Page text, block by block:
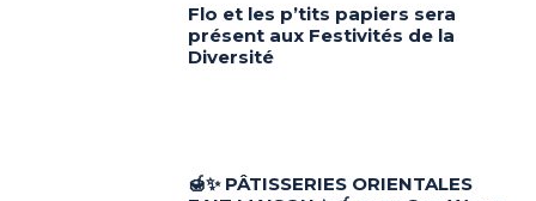
Flo et les p’tits papiers sera
présent aux Festivités de la
Diversité
🍯✨ PÂTISSERIES ORIENTALES